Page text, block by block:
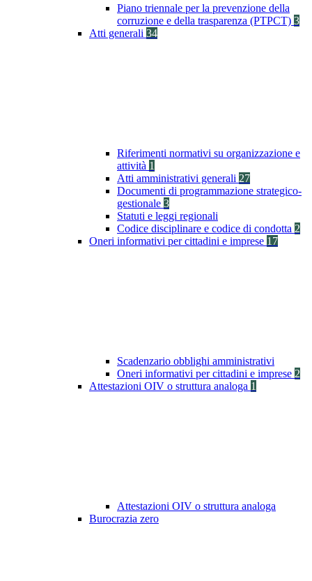
Piano triennale per la prevenzione della
corruzione e della trasparenza (PTPCT) 3
Atti generali 34
Riferimenti normativi su organizzazione e
attività 1
Atti amministrativi generali 27
Documenti di programmazione strategico-
gestionale 3
Statuti e leggi regionali
Codice disciplinare e codice di condotta 2
Oneri informativi per cittadini e imprese 17
Scadenzario obblighi amministrativi
Oneri informativi per cittadini e imprese 2
Attestazioni OIV o struttura analoga 1
Attestazioni OIV o struttura analoga
Burocrazia zero